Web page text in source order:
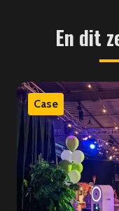
En dit
Case